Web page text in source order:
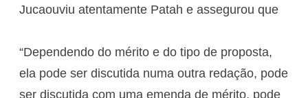
Jucaouviu atentamente Patah e assegurou que
“Dependendo do mérito e do tipo de proposta,
ela pode ser discutida numa outra redação, pode
ser discutida com uma emenda de mérito, pode